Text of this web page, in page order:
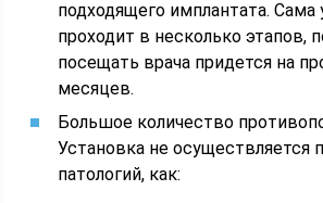
подходящего имплантата. Сама
проходит в несколько этапов,
посещать врача придется на
месяцев.
Большое количество
Установка не осуществляется
патологий, как: